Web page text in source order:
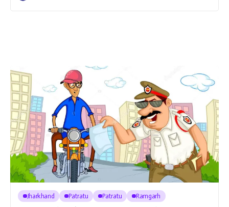
Jharkhand Patratu Patratu Ramgarh